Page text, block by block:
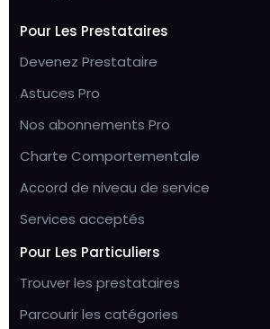
Pour Les Prestataires
Devenez Prestataire
Astuces Pro
Nos abonnements Pro
Charte Comportementale
Accord de niveau de service
Services acceptés
Pour Les Particuliers
Trouver les prestataires
Parcourir les catégories